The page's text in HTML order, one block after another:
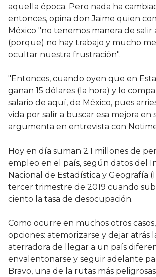
aquella época. Pero nada ha
entonces, opina don Jaime quien
México "no tenemos manera de salir
(porque) no hay trabajo y mucho
ocultar nuestra frustración".
"Entonces, cuando oyen que en
ganan 15 dólares (la hora) y lo
salario de aquí, de México, pues
vida por salir a buscar esa mejora en
argumenta en entrevista con
Hoy en día suman 2.1 millones de
empleo en el país, según datos del
Nacional de Estadística y Geografía
tercer trimestre de 2019 cuando
ciento la tasa de desocupación.
Como ocurre en muchos otros
opciones: atemorizarse y dejar atrás
aterradora de llegar a un país
envalentonarse y seguir adelante
Bravo, una de la rutas más